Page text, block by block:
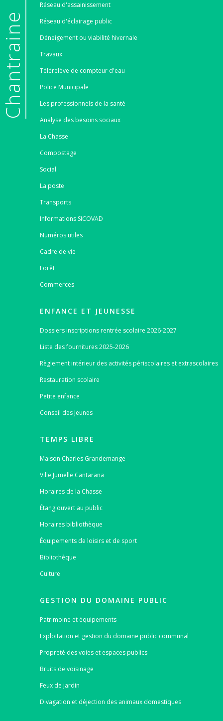
e
Réseau d'assainissement
Réseau d'éclairage public
Déneigement ou viabilité hivernale
Travaux
Télérelève de compteur d'eau
Police Municipale
Les professionnels de la santé
Analyse des besoins sociaux
La Chasse
Compostage
Social
La poste
Transports
Informations SICOVAD
Numéros utiles
Cadre de vie
Forêt
Commerces
ENFANCE ET JEUNESSE
Dossiers inscriptions rentrée scolaire 2026-2027
Liste des fournitures 2025-2026
Règlement intérieur des activités périscolaires et extrascolaires
Restauration scolaire
Petite enfance
Conseil des Jeunes
TEMPS LIBRE
Maison Charles Grandemange
Ville Jumelle Cantarana
Horaires de la Chasse
Étang ouvert au public
Horaires bibliothèque
Équipements de loisirs et de sport
Bibliothèque
Culture
GESTION DU DOMAINE PUBLIC
Patrimoine et équipements
Exploitation et gestion du domaine public communal
Propreté des voies et espaces publics
Bruits de voisinage
Feux de jardin
Divagation et déjection des animaux domestiques